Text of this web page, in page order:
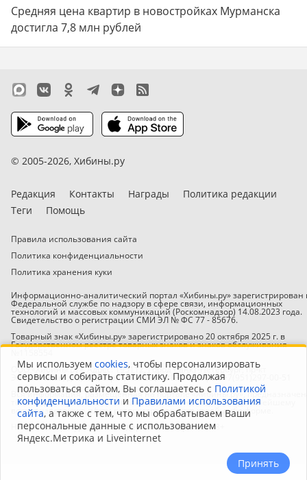
Средняя цена квартир в новостройках Мурманска
достигла 7,8 млн рублей
© 2005-2026, Хибины.ру
Редакция Контакты Награды
Политика редакции
Теги
Помощь
Правила использования сайта
Политика конфиденциальности
Политика хранения куки
Информационно-аналитический портал «Хибины.ру» зарегистрирован
Федеральной службе по надзору в сфере связи, информационных
технологий и массовых коммуникаций (Роскомнадзор) 14.08.2023 года.
Свидетельство о регистрации СМИ ЭЛ № ФС 77 - 85676.
Товарный знак «Хибины.ру» зарегистрировано 20 октября 2025 г. в
Государственном реестре товарных знаков и знаков обслуживания
ООО «Хибины.ру». Адрес: 195112, Город Санкт-Петербург, пр-кт
Энергетиков, д. 2, к. 2, стр. 1, помещ. 828Н. Телефон +7(951)297-00-51
Вся информация, размещенная на портале «Хибины.ру»,
только для персонального пользования и не подлежит дальнейшему
воспроизведению и/или распространению в какой-либо форме.
Настоящий ресурс может содержать материалы 18+
Мы используем cookies, чтобы персонализировать
сервисы и собирать статистику. Продолжая
пользоваться сайтом, Вы соглашаетесь с Политикой
конфиденциальности и Правилами использования
сайта, а также с тем, что мы обрабатываем Ваши
персональные данные с использованием
Яндекс.Метрика и Liveinternet
Принять